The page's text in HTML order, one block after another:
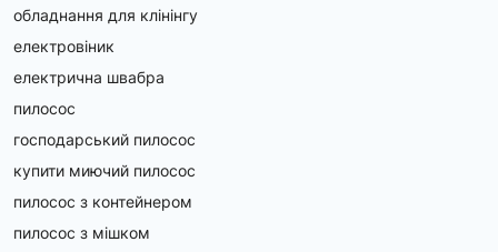
обладнання для клінінгу
електровіник
електрична швабра
пилосос
господарський пилосос
купити миючий пилосос
пилосос з контейнером
пилосос з мішком